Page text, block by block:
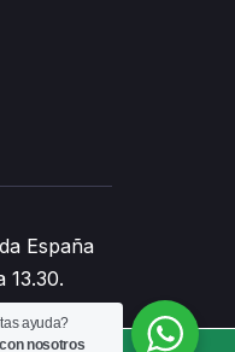
España
13.30.
ayuda?
nosotros